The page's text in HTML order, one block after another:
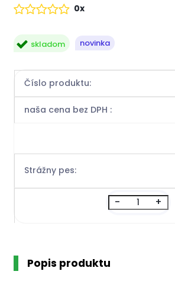
skladom novinka
0x
Číslo produktu:
naša cena bez DPH :
Strážny pes:
- +
Popis produktu